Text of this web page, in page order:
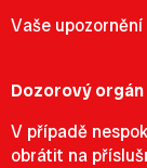
Vaše
Dozorový orgán
V případě
obrátit na